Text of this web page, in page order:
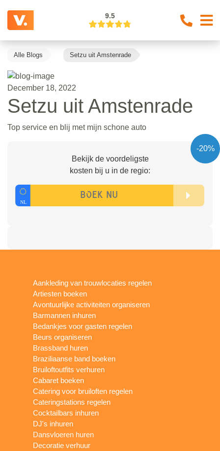
9.5
Alle Blogs Setzu uit Amstenrade
December 18, 2022
Setzu uit Amstenrade
Top service en blij met mijn schone auto
-20%
Bekijk de voordeligste
kosten bij u in de regio:
Aankleding van trouwlocaties regelen
Artiesten boeken
Avontuurlijke activiteiten organiseren
Barmannen inhuren
Bedankjes voor gasten regelen
Beurs organiseren
Brassband huren
Braziliaanse band boeken
Bruiloftoutfits verhuren
Cabaret boeken
Catering voor bruiloften regelen
Cateringstations regelen
Cocktailbars inhuren
DJ's inhuren
Dansvloeren huren
Decoratie verhuur